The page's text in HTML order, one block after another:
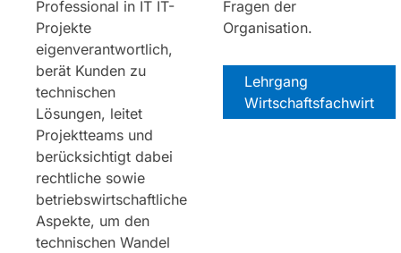
Professional in IT IT-
Projekte
eigenverantwortlich,
berät Kunden zu
technischen
Lösungen, leitet
Projektteams und
berücksichtigt dabei
rechtliche sowie
betriebswirtschaftliche
Aspekte, um den
technischen Wandel
Fragen der
Organisation.
Lehrgang
Wirtschaftsfachwirt